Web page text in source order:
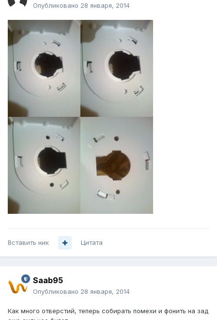
Опубликовано 28 января, 2014
Вставить ник Цитата
Saab95
Опубликовано 28 января, 2014
Как много отверстий, теперь собирать помехи и фонить на зад